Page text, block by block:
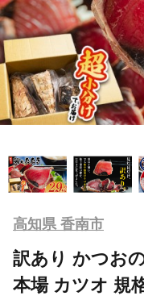
高知県 香南市
訳あり かつお
本場 カツオ 規